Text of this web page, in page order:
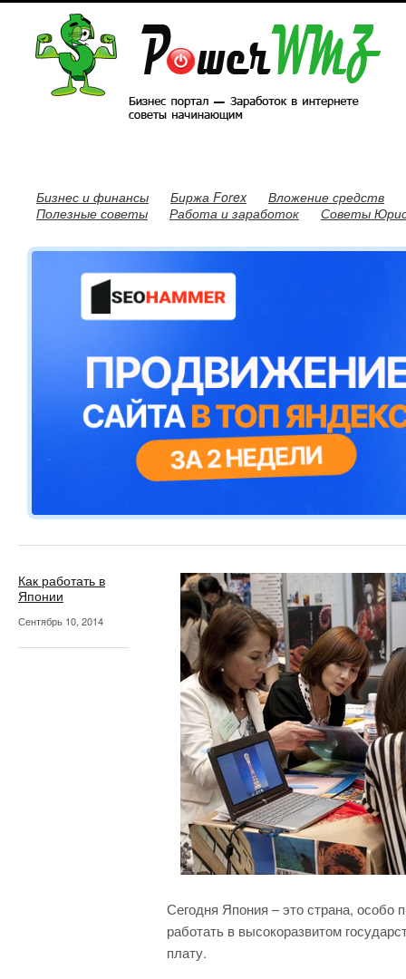
Бизнес и финансы Биржа Forex
Вложение средств
Полезные советы
Работа и заработок Советы
Как работать в
Японии
Сентябрь 10, 2014
Сегодня Япония – это страна, особо
работать в высокоразвитом
плату.